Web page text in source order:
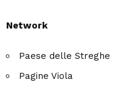
Network
Paese delle Streghe
Pagine Viola